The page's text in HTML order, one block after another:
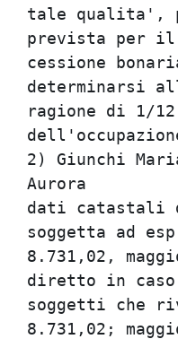
tale qualita',
prevista per
cessione
determinarsi
ragione di 1/
2) Giunchi
Aurora
dati catastali
soggetta ad
8.731,02,
diretto in caso
soggetti che
8.731,02;